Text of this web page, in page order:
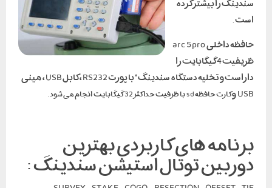
سندینگ را بیشتر کرده
است .
ظریفیت 4 گیگابایت را
داراست و تخلیه دستگاه سندینگ ‘ با پورت RS232 ، کابل USB ، مینی
USB و کارت حافظه sd با ظرفیت حداکثر 32 گیگابایت انجام می شود .
برنامه های کاربردی بهترین
دوربین توتال استیشن سندینگ :